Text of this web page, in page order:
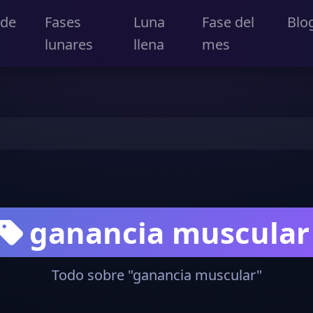
Fases
lunares
Luna
llena
Fase del
mes
ganancia muscular
Todo sobre "ganancia muscular"